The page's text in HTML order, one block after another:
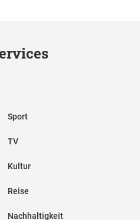
Sport
TV
Kultur
Reise
Nachhaltigkeit